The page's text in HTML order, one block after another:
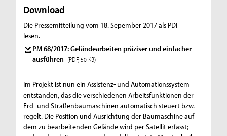
Download
Die Pressemitteilung vom 18. Sepember 2017 als PDF
lesen.
PM 68/2017: Geländearbeiten präziser und einfacher
ausführen (PDF, 50 KB)
Im Projekt ist nun ein Assistenz- und Automationssystem
entstanden, das die verschiedenen Arbeitsfunktionen der
Erd- und Straßenbaumaschinen automatisch steuert bzw.
regelt. Die Position und Ausrichtung der Baumaschine auf
dem zu bearbeitenden Gelände wird per Satellit erfasst;